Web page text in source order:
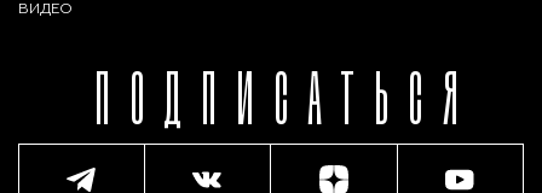
ПОДПИСАТЬСЯ
ВИДЕО